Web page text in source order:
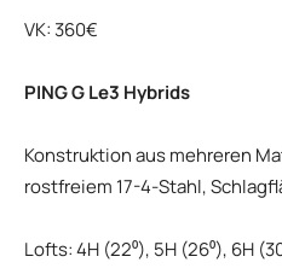
VK: 360€
PING G Le3 Hybrids
Konstruktion aus mehreren
rostfreiem 17-4-Stahl,
Lofts: 4H (22⁰), 5H (26⁰), 6H